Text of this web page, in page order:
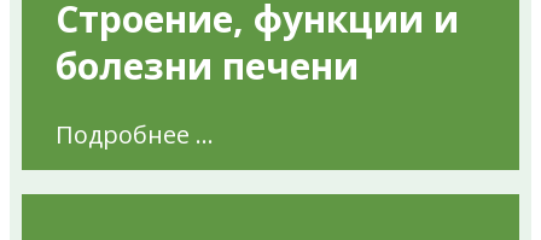
Строение, функции и
болезни печени
Подробнее ...